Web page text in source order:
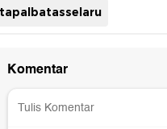
tapalbatasselaru